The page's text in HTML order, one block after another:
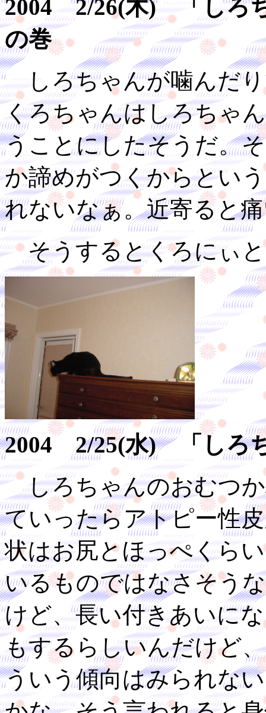
2004 2/26(木) 「しろ
の巻
しろちゃんが噛んだり
くろちゃんはしろちゃ
うことにしたそうだ。
か諦めがつくからとい
れないなぁ。近寄ると
そうするとくろにぃと
2004 2/25(水) 「しろ
しろちゃんのおむつか
ていったらアトピー性
状はお尻とほっぺくら
いるものではなさそう
けど、長い付きあいに
もするらしいんだけど
ういう傾向はみられな